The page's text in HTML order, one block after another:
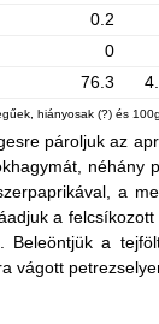
0.2
0
76.3
hiányosak (?) és
pároljuk az
néhány
a
a felcsíkozott
Beleöntjük a
vágott